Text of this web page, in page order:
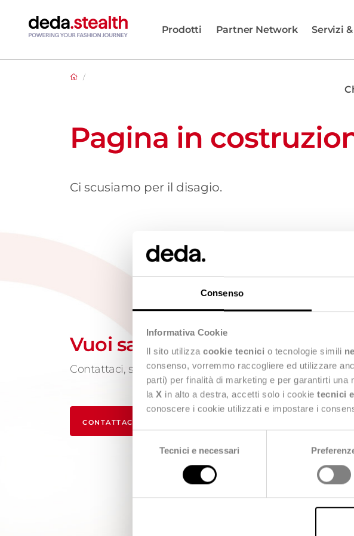
Consenso
Informativa Cookie
Il sito utilizza cookie tecnici o tecnologie simili
consenso, vorremmo raccogliere ed utilizzare
parti) per finalità di marketing e per garantirti
la X in alto a destra, accetti solo i cookie tecnici
conoscere i cookie utilizzati e impostare i
Selezione
Tecnici e necessari
Prodotti Partner Network Servizi
/
Pagina in
Ci scusiamo per il disagio.
Vuoi saperne di più?
Contattaci, siamo a tua disposizione!
CONTATTACI